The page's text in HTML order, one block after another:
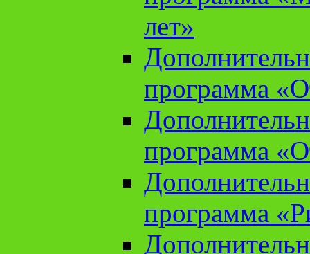
лет»
программа
программа
программа